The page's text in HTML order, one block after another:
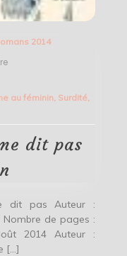
2014
on
qu’on
dit
pas
–
Véronique
au féminin, Surdité,
dit pas
dit pas Auteur :
Nombre de pages :
2014 Auteur :
[…]